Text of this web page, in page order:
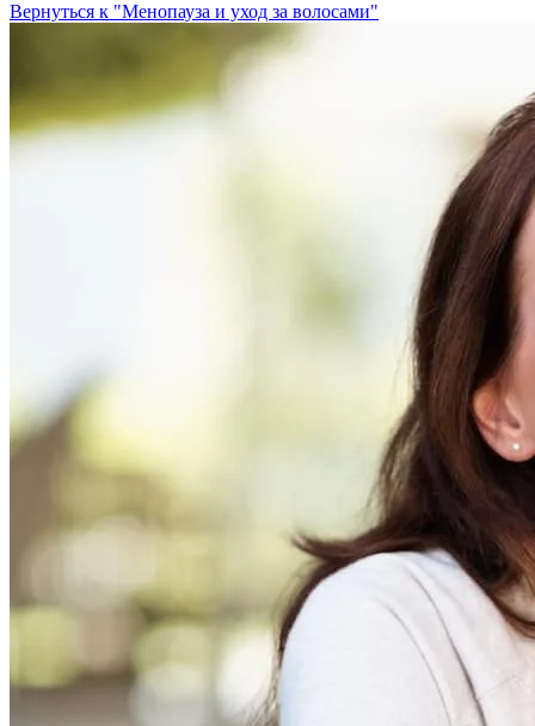
Вернуться к "Менопауза и уход за волосами"